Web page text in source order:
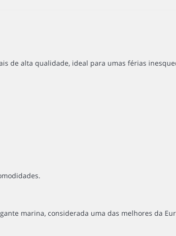
de alta qualidade, ideal para umas férias
marina, considerada uma das melhores da